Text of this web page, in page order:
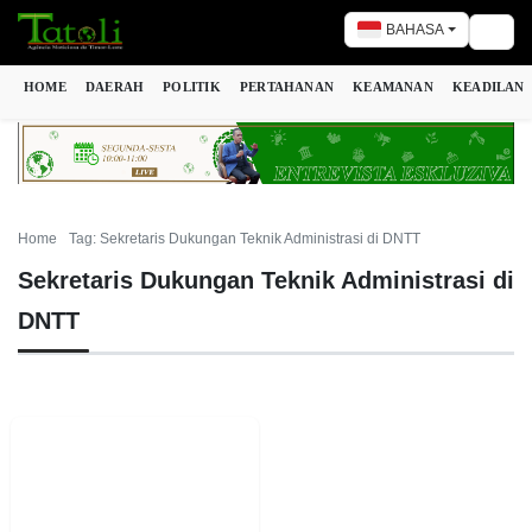
BAHASA
HOME DAERAH POLITIK PERTAHANAN KEAMANAN KEADILAN
Home Tag: Sekretaris Dukungan Teknik Administrasi di DNTT
Sekretaris Dukungan Teknik Administrasi di
DNTT